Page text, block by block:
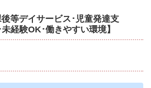
等デイサービス･児童発達支
経験OK･働きやすい環境】